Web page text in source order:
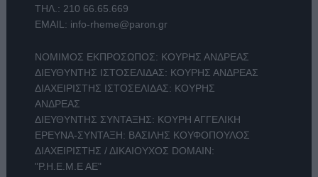
ΤΗΛ.: 210 66.65.669
EMAIL: info-rheme@paron.gr
ΝΟΜΙΜΟΣ ΕΚΠΡΟΣΩΠΟΣ: ΚΟΥΡΗΣ ΑΝΔΡΕΑΣ
ΔΙΕΥΘΥΝΤΗΣ ΙΣΤΟΣΕΛΙΔΑΣ: ΚΟΥΡΗΣ ΑΝΔΡΕΑΣ
ΔΙΑΧΕΙΡΙΣΤΗΣ ΙΣΤΟΣΕΛΙΔΑΣ: ΚΟΥΡΗΣ
ΑΝΔΡΕΑΣ
ΔΙΕΥΘΥΝΤΗΣ ΣΥΝΤΑΞΗΣ: ΚΟΥΡΗ ΑΓΓΕΛΙΚΗ
ΕΡΕΥΝΑ-ΣΥΝΤΑΞΗ: ΒΑΣΙΛΗΣ ΚΟΥΦΟΠΟΥΛΟΣ
ΔΙΑΧΕΙΡΙΣΤΗΣ / ΔΙΚΑΙΟΥΧΟΣ DOMAIN:
"Ρ.Η.Ε.Μ.Ε ΑΕ"